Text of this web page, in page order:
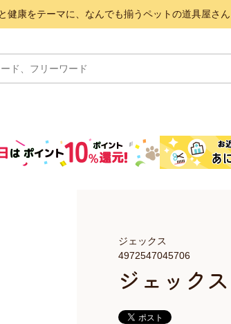
康をテーマに、なんでも揃うペットの道具屋さん
ジェック
4972547045706
ジェックス